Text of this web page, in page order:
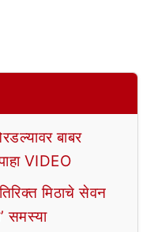
बाबर
VIDEO
मिठाचे सेवन
समस्या